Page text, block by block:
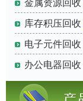
库存积压回收
电子元件回收
办公电器回收